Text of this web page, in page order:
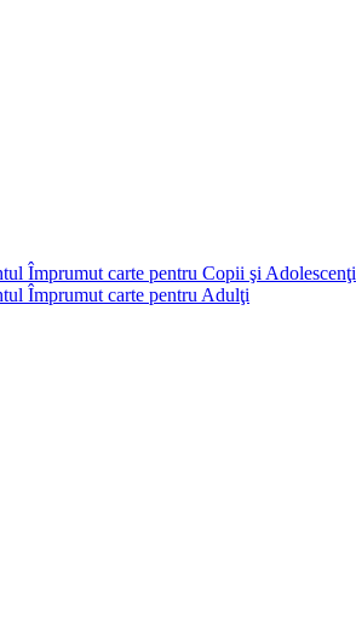
Împrumut carte pentru Copii şi Adolescenţi
Împrumut carte pentru Adulţi